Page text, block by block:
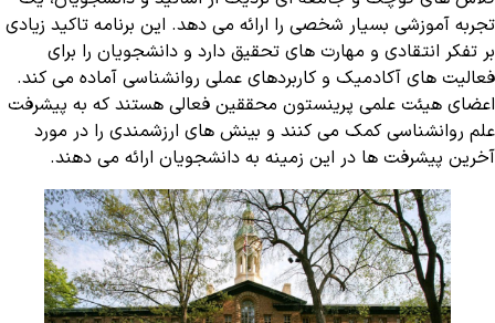
تجربه آموزشی بسیار شخصی را ارائه می دهد. این برنامه تاکید زیادی
بر تفکر انتقادی و مهارت های تحقیق دارد و دانشجویان را برای
فعالیت های آکادمیک و کاربردهای عملی روانشناسی آماده می کند.
اعضای هیئت علمی پرینستون محققین فعالی هستند که به پیشرفت
علم روانشناسی کمک می کنند و بینش های ارزشمندی را در مورد
آخرین پیشرفت ها در این زمینه به دانشجویان ارائه می دهند.